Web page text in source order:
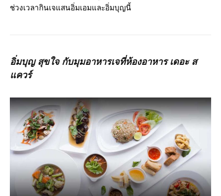
ช่วงเวลากินเจแสนอิ่มเอมและอิ่มบุญนี้
อิ่มบุญ สุขใจ กับมุมอาหารเจที่ห้องอาหาร เดอะ ส
แควร์